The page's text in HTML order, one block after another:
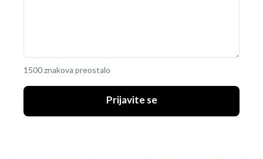
1500 znakova preostalo
Prijavite se